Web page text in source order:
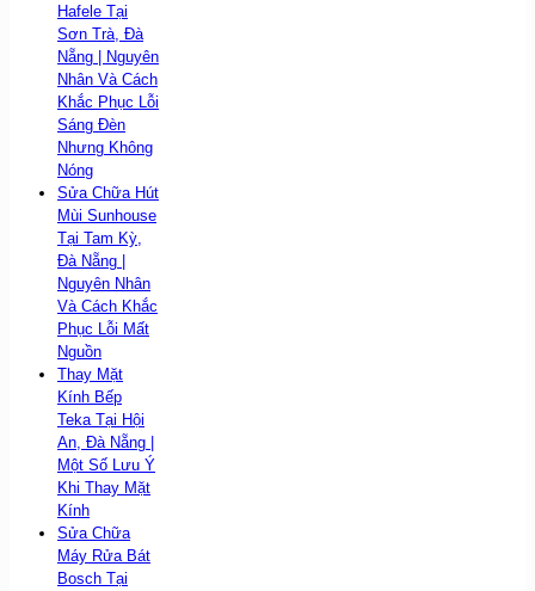
Hafele Tại
Sơn Trà, Đà
Nẵng | Nguyên
Nhân Và Cách
Khắc Phục Lỗi
Sáng Đèn
Nhưng Không
Nóng
Sửa Chữa Hút
Mùi Sunhouse
Tại Tam Kỳ,
Đà Nẵng |
Nguyên Nhân
Và Cách Khắc
Phục Lỗi Mất
Nguồn
Thay Mặt
Kính Bếp
Teka Tại Hội
An, Đà Nẵng |
Một Số Lưu Ý
Khi Thay Mặt
Kính
Sửa Chữa
Máy Rửa Bát
Bosch Tại